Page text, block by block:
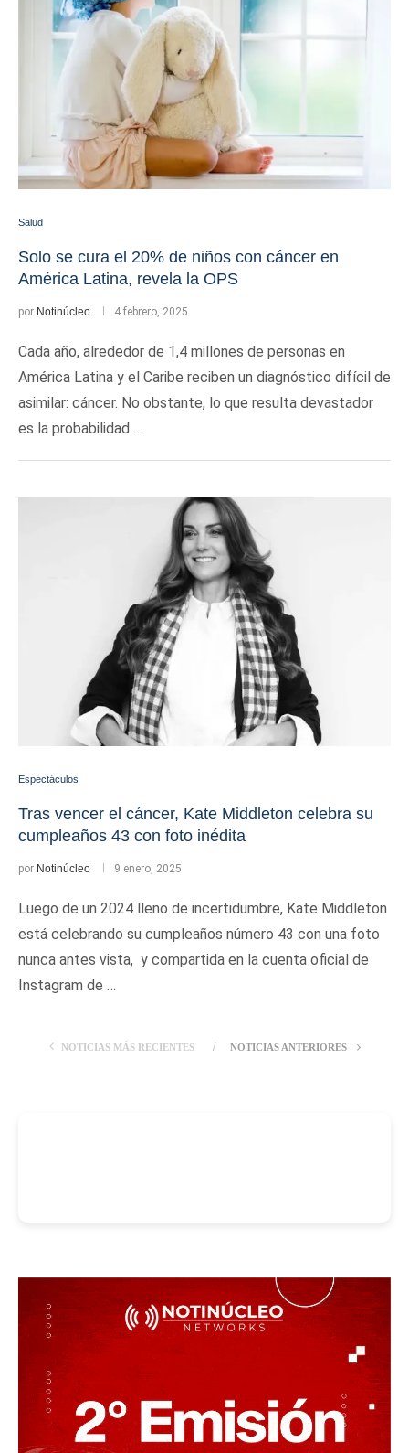
Salud
Solo se cura el 20% de niños con cáncer en
América Latina, revela la OPS
por Notinúcleo 4 febrero, 2025
Cada año, alrededor de 1,4 millones de personas en
América Latina y el Caribe reciben un diagnóstico difícil de
asimilar: cáncer. No obstante, lo que resulta devastador
es la probabilidad …
Espectáculos
Tras vencer el cáncer, Kate Middleton celebra su
cumpleaños 43 con foto inédita
por Notinúcleo 9 enero, 2025
Luego de un 2024 lleno de incertidumbre, Kate Middleton
está celebrando su cumpleaños número 43 con una foto
nunca antes vista, y compartida en la cuenta oficial de
Instagram de …
NOTICIAS MÁS RECIENTES NOTICIAS ANTERIORES